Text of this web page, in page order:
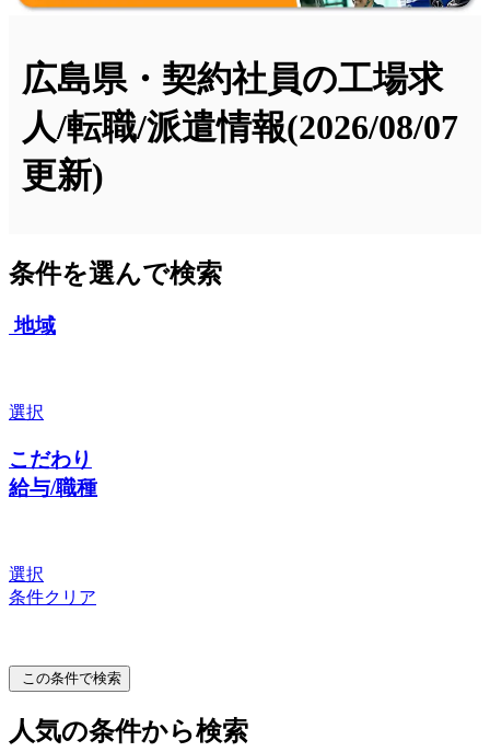
広島県・契約社員の工場求
人/転職/派遣情報(2026/08/07
更新)
条件を選んで検索
地域
選択
こだわり
給与/職種
選択
条件クリア
この条件で検索
人気の条件から検索